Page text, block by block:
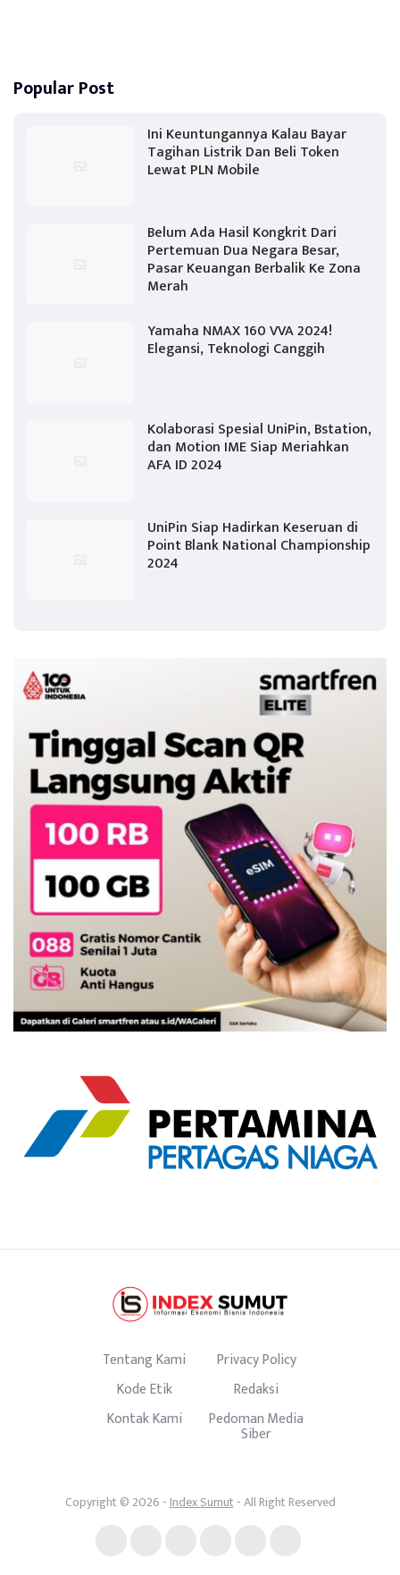
Popular Post
Ini Keuntungannya Kalau Bayar
Tagihan Listrik Dan Beli Token
Lewat PLN Mobile
Belum Ada Hasil Kongkrit Dari
Pertemuan Dua Negara Besar,
Pasar Keuangan Berbalik Ke Zona
Merah
Yamaha NMAX 160 VVA 2024!
Elegansi, Teknologi Canggih
Kolaborasi Spesial UniPin, Bstation,
dan Motion IME Siap Meriahkan
AFA ID 2024
UniPin Siap Hadirkan Keseruan di
Point Blank National Championship
2024
Tentang Kami
Privacy Policy
Kode Etik
Redaksi
Kontak Kami
Pedoman Media
Siber
Copyright © 2026 -Index Sumut- All Right Reserved